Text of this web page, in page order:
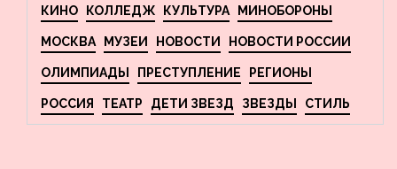
КИНО КОЛЛЕДЖ КУЛЬТУРА МИНОБОРОНЫ
МОСКВА МУЗЕИ НОВОСТИ НОВОСТИ РОССИИ
ОЛИМПИАДЫ ПРЕСТУПЛЕНИЕ РЕГИОНЫ
РОССИЯ ТЕАТР ДЕТИ ЗВЕЗД ЗВЕЗДЫ СТИЛЬ